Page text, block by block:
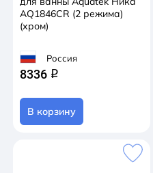
AQ1846CR (2 режима)
(хром)
Россия
8336 q
В корзину